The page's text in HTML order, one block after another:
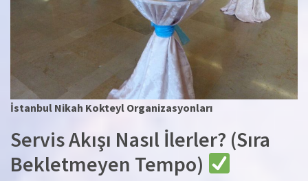
İstanbul Nikah Kokteyl Organizasyonları
Servis Akışı Nasıl İlerler? (Sıra
Bekletmeyen Tempo)